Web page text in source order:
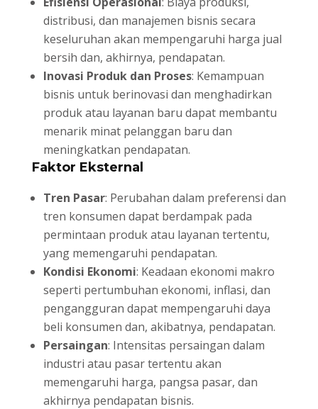
distribusi, dan manajemen bisnis secara
keseluruhan akan mempengaruhi harga jual
bersih dan, akhirnya, pendapatan.
Inovasi Produk dan Proses: Kemampuan
bisnis untuk berinovasi dan menghadirkan
produk atau layanan baru dapat membantu
menarik minat pelanggan baru dan
meningkatkan pendapatan.
Faktor Eksternal
Tren Pasar: Perubahan dalam preferensi dan
tren konsumen dapat berdampak pada
permintaan produk atau layanan tertentu,
yang memengaruhi pendapatan.
Kondisi Ekonomi: Keadaan ekonomi makro
seperti pertumbuhan ekonomi, inflasi, dan
pengangguran dapat mempengaruhi daya
beli konsumen dan, akibatnya, pendapatan.
Persaingan: Intensitas persaingan dalam
industri atau pasar tertentu akan
memengaruhi harga, pangsa pasar, dan
akhirnya pendapatan bisnis.